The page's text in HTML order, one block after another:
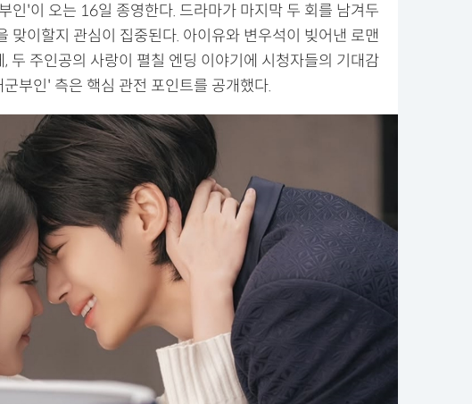
인'이 오는 16일 종영한다. 드라마가 마지막 두 회를 남겨두
맞이할지 관심이 집중된다. 아이유와 변우석이 빚어낸 로맨
두 주인공의 사랑이 펼칠 엔딩 이야기에 시청자들의 기대감
부인' 측은 핵심 관전 포인트를 공개했다.